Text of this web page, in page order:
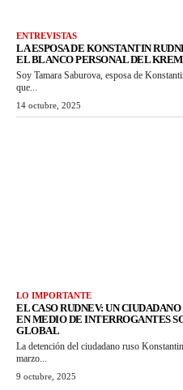
ENTREVISTAS
LA ESPOSA DE KONSTANTIN
EL BLANCO PERSONAL DEL
Soy Tamara Saburova, esposa de
que...
14 octubre, 2025
LO IMPORTANTE
EL CASO RUDNEV: UN
EN MEDIO DE INTERROGANTES
GLOBAL
La detención del ciudadano ruso
marzo...
9 octubre, 2025